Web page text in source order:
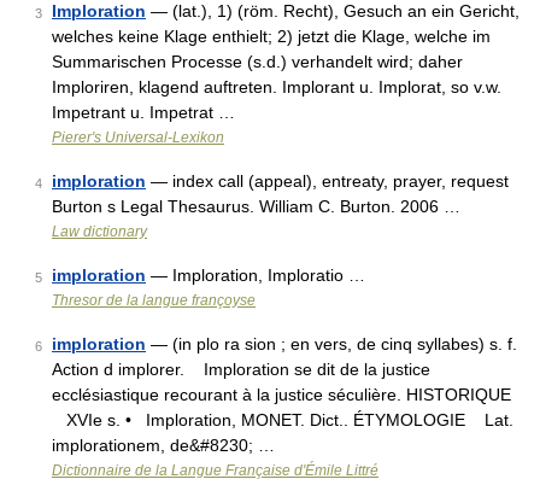
3 Imploration — (lat.), 1) (röm. Recht), Gesuch an ein Gericht,
welches keine Klage enthielt; 2) jetzt die Klage, welche im
Summarischen Processe (s.d.) verhandelt wird; daher
Imploriren, klagend auftreten. Implorant u. Implorat, so v.w.
Impetrant u. Impetrat …
Pierer's Universal-Lexikon
4 imploration — index call (appeal), entreaty, prayer, request
Burton s Legal Thesaurus. William C. Burton. 2006 …
Law dictionary
5 imploration — Imploration, Imploratio …
Thresor de la langue françoyse
6 imploration — (in plo ra sion ; en vers, de cinq syllabes) s. f.
Action d implorer. Imploration se dit de la justice
ecclésiastique recourant à la justice séculière. HISTORIQUE
XVIe s. • Imploration, MONET. Dict.. ÉTYMOLOGIE Lat.
implorationem, de&#8230; …
Dictionnaire de la Langue Française d'Émile Littré